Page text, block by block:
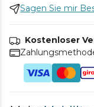
Sagen Sie mir
Kostenloser